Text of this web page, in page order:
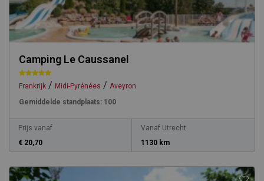
Camping Le Caussanel
Frankrijk / Midi-Pyrénées / Aveyron
Gemiddelde standplaats: 100
Prijs vanaf
€ 20,70
Vanaf Utrecht
1130 km